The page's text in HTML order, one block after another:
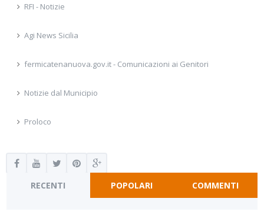
RFI - Notizie
Agi News Sicilia
fermicatenanuova.gov.it - Comunicazioni ai Genitori
Notizie dal Municipio
Proloco
RECENTI POPOLARI COMMENTI